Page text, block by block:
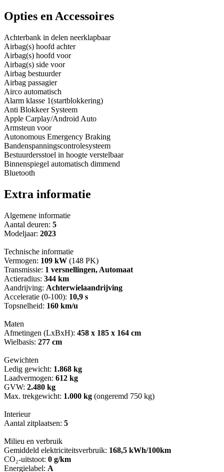
Opties en Accessoires
Achterbank in delen neerklapbaar
Airbag(s) hoofd achter
Airbag(s) hoofd voor
Airbag(s) side voor
Airbag bestuurder
Airbag passagier
Airco automatisch
Alarm klasse 1(startblokkering)
Anti Blokkeer Systeem
Apple Carplay/Android Auto
Armsteun voor
Autonomous Emergency Braking
Bandenspanningscontrolesysteem
Bestuurdersstoel in hoogte verstelbaar
Binnenspiegel automatisch dimmend
Bluetooth
Extra informatie
Algemene informatie
Aantal deuren: 5
Modeljaar: 2023
Technische informatie
Vermogen: 109 kW (148 PK)
Transmissie: 1 versnellingen, Automaat
Actieradius: 344 km
Aandrijving: Achterwielaandrijving
Acceleratie (0-100): 10,9 s
Topsnelheid: 160 km/u
Maten
Afmetingen (LxBxH): 458 x 185 x 164 cm
Wielbasis: 277 cm
Gewichten
Ledig gewicht: 1.868 kg
Laadvermogen: 612 kg
GVW: 2.480 kg
Max. trekgewicht: 1.000 kg (ongeremd 750 kg)
Interieur
Aantal zitplaatsen: 5
Milieu en verbruik
Gemiddeld elektriciteitsverbruik: 168,5 kWh/100km
CO₂-uitstoot: 0 g/km
Energielabel: A